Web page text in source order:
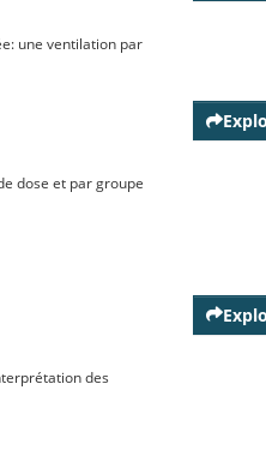
une ventilation par
dose et par groupe
des